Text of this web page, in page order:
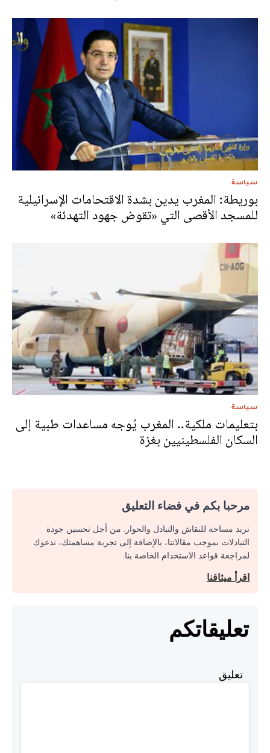
سياسة
بوريطة: المغرب يدين بشدة الاقتحامات الإسرائيلية
للمسجد الأقصى التي «تقوض جهود التهدئة»
سياسة
بتعليمات ملكية.. المغرب يُوجه مساعدات طبية إلى
السكان الفلسطينيين بغزة
مرحبا بكم في فضاء التعليق
نريد مساحة للنقاش والتبادل والحوار. من أجل تحسين جودة
التبادلات بموجب مقالاتنا، بالإضافة إلى تجربة مساهمتك، ندعوك
لمراجعة قواعد الاستخدام الخاصة بنا.
اقرأ ميثاقنا
تعليقاتكم
تعليق